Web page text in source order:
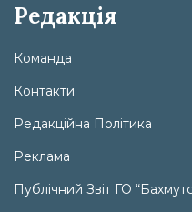
Редакція
Команда
Контакти
Редакційна Політика
Реклама
Публічний Звіт ГО